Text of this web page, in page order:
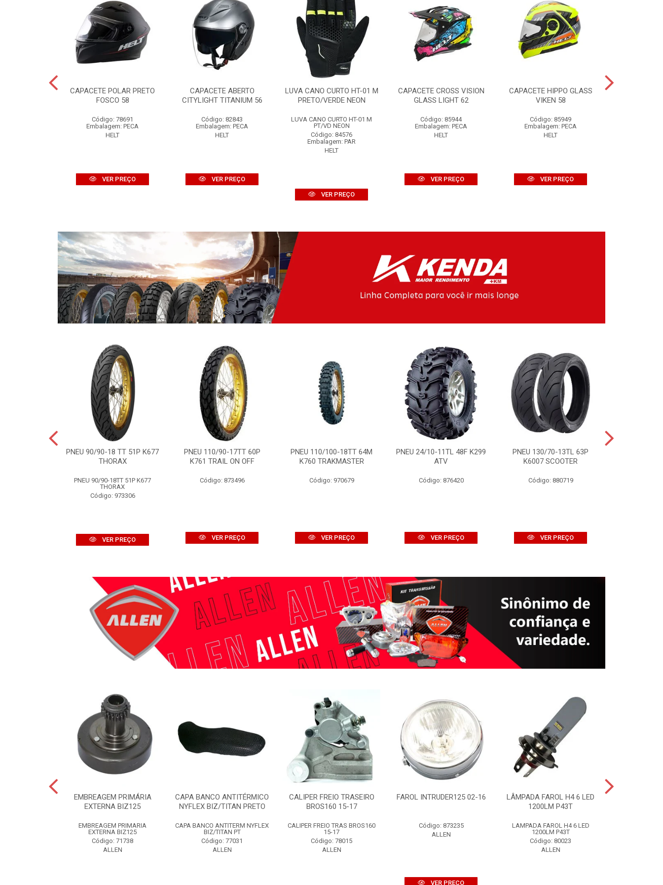
CAPACETE POLAR PRETO
FOSCO 58
Código: 78691
Embalagem: PECA
HELT
VER PREÇO
CAPACETE ABERTO
CITYLIGHT TITANIUM 56
Código: 82843
Embalagem: PECA
HELT
VER PREÇO
LUVA CANO CURTO HT-01 M
PRETO/VERDE NEON
LUVA CANO CURTO HT-01 M
PT/VD NEON
Código: 84576
Embalagem: PAR
HELT
VER PREÇO
CAPACETE CROSS VISION
GLASS LIGHT 62
Código: 85944
Embalagem: PECA
HELT
VER PREÇO
CAPACETE HIPPO GLASS
VIKEN 58
Código: 85949
Embalagem: PECA
HELT
VER PREÇO
PNEU 90/90-18 TT 51P K677
THORAX
PNEU 90/90-18TT 51P K677
THORAX
Código: 973306
VER PREÇO
PNEU 110/90-17TT 60P
K761 TRAIL ON OFF
Código: 873496
VER PREÇO
PNEU 110/100-18TT 64M
K760 TRAKMASTER
Código: 970679
VER PREÇO
PNEU 24/10-11TL 48F K299
ATV
Código: 876420
VER PREÇO
PNEU 130/70-13TL 63P
K6007 SCOOTER
Código: 880719
VER PREÇO
EMBREAGEM PRIMÁRIA
EXTERNA BIZ125
EMBREAGEM PRIMARIA
EXTERNA BIZ125
Código: 71738
ALLEN
CAPA BANCO ANTITÉRMICO
NYFLEX BIZ/TITAN PRETO
CAPA BANCO ANTITERM NYFLEX
BIZ/TITAN PT
Código: 77031
ALLEN
CALIPER FREIO TRASEIRO
BROS160 15-17
CALIPER FREIO TRAS BROS160
15-17
Código: 78015
ALLEN
FAROL INTRUDER125 02-16
Código: 873235
ALLEN
VER PREÇO
LÂMPADA FAROL H4 6 LED
1200LM P43T
LAMPADA FAROL H4 6 LED
1200LM P43T
Código: 80023
ALLEN